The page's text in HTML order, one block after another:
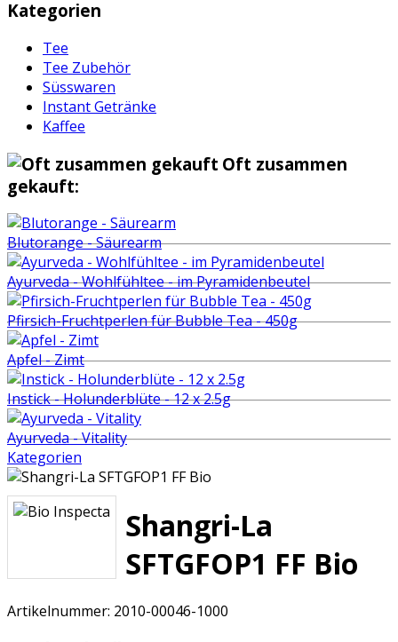
Kategorien
Tee
Tee Zubehör
Süsswaren
Instant Getränke
Kaffee
Oft zusammen
gekauft:
Blutorange - Säurearm
Ayurveda - Wohlfühltee - im Pyramidenbeutel
Pfirsich-Fruchtperlen für Bubble Tea - 450g
Apfel - Zimt
Instick - Holunderblüte - 12 x 2.5g
Ayurveda - Vitality
Kategorien
Shangri-La
SFTGFOP1 FF Bio
Artikelnummer: 2010-00046-1000